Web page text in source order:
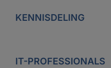
KENNISDELING
IT-PROFESSIONALS